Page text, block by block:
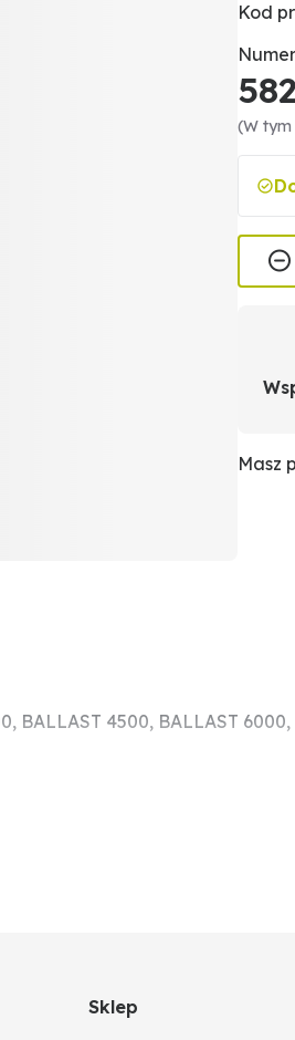
Kod
(W tym
Masz
BALLAST 4500, BALLAST
Sklep